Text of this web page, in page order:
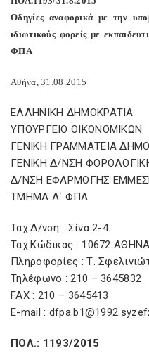
Οδηγίες αναφορικά με την
ιδιωτικούς φορείς με
ΦΠΑ
Αθήνα, 31.08.2015
ΕΛΛΗΝΙΚΗ ΔΗΜΟΚΡΑΤΙΑ
ΥΠΟΥΡΓΕΙΟ ΟΙΚΟΝΟΜΙΚΩΝ
ΓΕΝΙΚΗ ΓΡΑΜΜΑΤΕΙΑ
ΓΕΝΙΚΗ Δ/ΝΣΗ
Δ/ΝΣΗ ΕΦΑΡΜΟΓΗΣ
ΤΜΗΜΑ Α΄ ΦΠΑ
Ταχ.Δ/νση : Σίνα 2-4
Ταχ.Κώδικας : 10672 ΑΘΗΝΑ
Πληροφορίες : Τ.
Τηλέφωνο : 210 – 3645832
FAX : 210 – 3645413
E-mail :
ΠΟΛ.: 1193/2015